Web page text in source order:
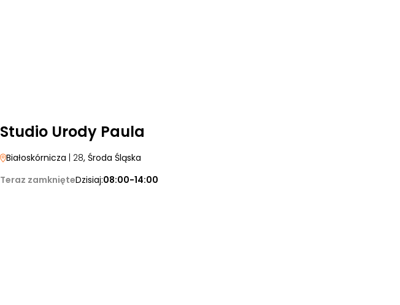
Studio Urody Paula
Białoskórnicza | 28, Środa Śląska
Teraz zamknięteDzisiaj:08:00-14:00